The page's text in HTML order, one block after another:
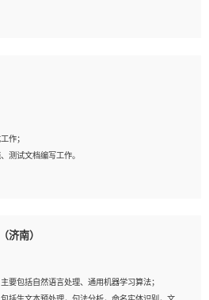
前端框架，熟悉react优先；
作；
测试文档编写工作。
Oracle、MongoDb数据库应用开发其中一种；
Flask...）代码能力优秀，熟悉编码规范和具备
济南）
要包括自然语言处理、通用机器学习算法；